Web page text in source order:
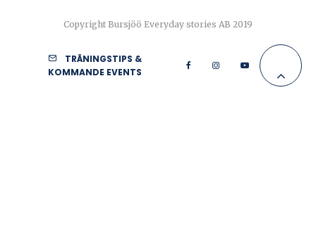
Copyright Bursjöö Everyday stories AB 2019
TRÄNINGSTIPS &
KOMMANDE EVENTS